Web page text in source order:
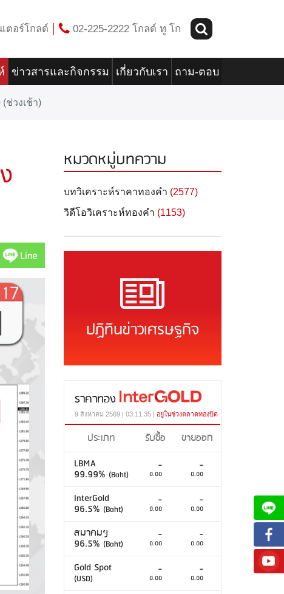
ตอร์โกลด์ 02-225-2222 โกลด์ ทู โก
ข่าวสารและกิจกรรม เกี่ยวกับเรา ถาม-ตอบ
ช่วงเช้า)
Line
หมวดหมู่บทความ
บทวิเคราะห์ราคาทองคำ (2577)
วิดีโอวิเคราะห์ทองคำ (1153)
ปฏิทินข่าวเศรษฐกิจ
ราคาทอง
9 สิงหาคม 2569 | 03:11:35 | อยู่ในช่วงตลาดทองปิด
ประเภท รับซื้อ
ขายออก
LBMA
99.99% (Baht)
-
0.00
-
0.00
InterGold
96.5% (Baht)
-
0.00
-
0.00
สมาคมฯ
96.5% (Baht)
-
0.00
-
0.00
Gold Spot
(USD)
-
0.00
-
0.00